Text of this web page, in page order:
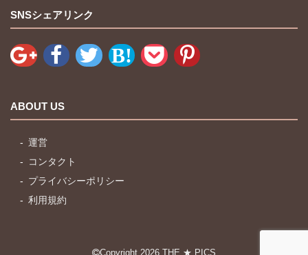
SNSシェアリンク
ABOUT US
運営
コンタクト
プライバシーポリシー
利用規約
Copyright 2026 THE ★ PICS